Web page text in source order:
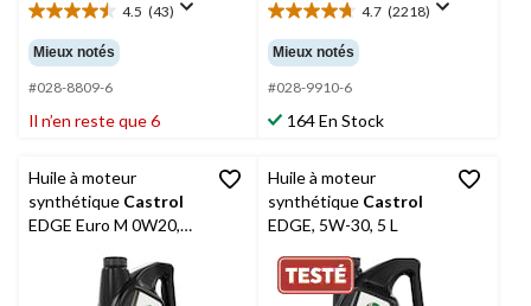
4.5 (43)
4.5
étoile(s)
sur
5.
43
évaluations
Mieux notés
#028-8809-6
Il n’en reste que 6
4.7 (2218)
4.7
étoile(s)
sur
5.
2218
évaluations
Mieux notés
#028-9910-6
164 En Stock
Huile à moteur
synthétique Castrol
EDGE Euro M 0W20,
Huile à moteur
synthétique Castrol
EDGE, 5W-30, 5 L